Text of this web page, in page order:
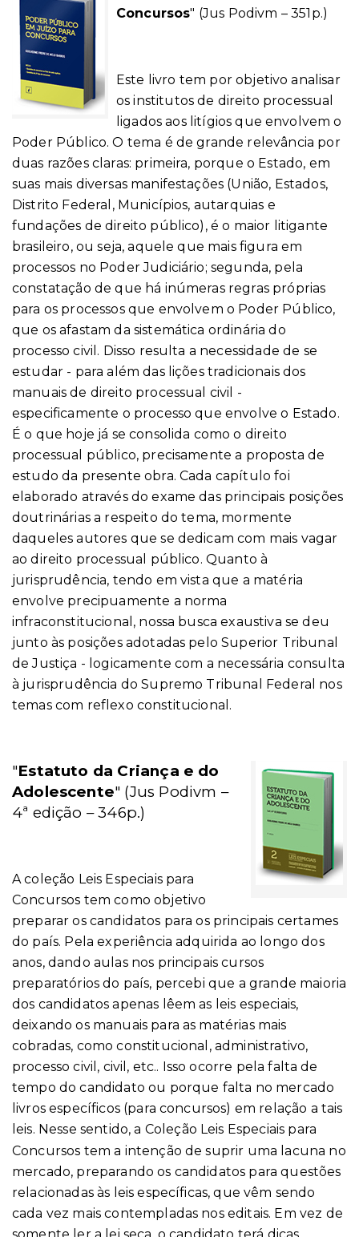
Concursos" (Jus Podivm – 351p.)
Este livro tem por objetivo analisar
os institutos de direito processual
ligados aos litígios que envolvem o
Poder Público. O tema é de grande relevância por
duas razões claras: primeira, porque o Estado, em
suas mais diversas manifestações (União, Estados,
Distrito Federal, Municípios, autarquias e
fundações de direito público), é o maior litigante
brasileiro, ou seja, aquele que mais figura em
processos no Poder Judiciário; segunda, pela
constatação de que há inúmeras regras próprias
para os processos que envolvem o Poder Público,
que os afastam da sistemática ordinária do
processo civil. Disso resulta a necessidade de se
estudar - para além das lições tradicionais dos
manuais de direito processual civil -
especificamente o processo que envolve o Estado.
É o que hoje já se consolida como o direito
processual público, precisamente a proposta de
estudo da presente obra. Cada capítulo foi
elaborado através do exame das principais posições
doutrinárias a respeito do tema, mormente
daqueles autores que se dedicam com mais vagar
ao direito processual público. Quanto à
jurisprudência, tendo em vista que a matéria
envolve precipuamente a norma
infraconstitucional, nossa busca exaustiva se deu
junto às posições adotadas pelo Superior Tribunal
de Justiça - logicamente com a necessária consulta
à jurisprudência do Supremo Tribunal Federal nos
temas com reflexo constitucional.
"Estatuto da Criança e do
Adolescente" (Jus Podivm –
4ª edição – 346p.)
A coleção Leis Especiais para
Concursos tem como objetivo
preparar os candidatos para os principais certames
do país. Pela experiência adquirida ao longo dos
anos, dando aulas nos principais cursos
preparatórios do país, percebi que a grande maioria
dos candidatos apenas lêem as leis especiais,
deixando os manuais para as matérias mais
cobradas, como constitucional, administrativo,
processo civil, civil, etc.. Isso ocorre pela falta de
tempo do candidato ou porque falta no mercado
livros específicos (para concursos) em relação a tais
leis. Nesse sentido, a Coleção Leis Especiais para
Concursos tem a intenção de suprir uma lacuna no
mercado, preparando os candidatos para questões
relacionadas às leis específicas, que vêm sendo
cada vez mais contempladas nos editais. Em vez de